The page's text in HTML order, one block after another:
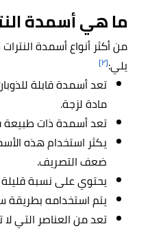
ما هي أسمدة
من أكثر أنواع أسمدة
يلي:[٢]
تعد أسمدة قابلة
مادة لزجة.
تعد أسمدة ذات طبيعة
يكثر استخدام هذه
ضعف التصريف.
يحتوي على نسبة قليلة
يتم استخدامه بطريقة
تعد من العناصر التي